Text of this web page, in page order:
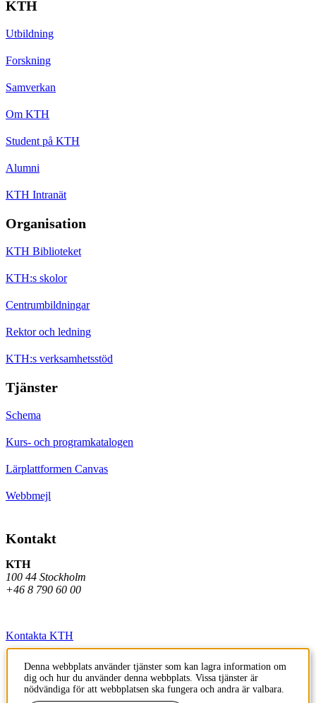
KTH
Utbildning
Forskning
Samverkan
Om KTH
Student på KTH
Alumni
KTH Intranät
Organisation
KTH Biblioteket
KTH:s skolor
Centrumbildningar
Rektor och ledning
KTH:s verksamhetsstöd
Tjänster
Schema
Kurs- och programkatalogen
Lärplattformen Canvas
Webbmejl
Kontakt
KTH
100 44 Stockholm
+46 8 790 60 00
Kontakta KTH
Jobba på KTH
Press och media
Denna webbplats använder tjänster som kan lagra information om
dig och hur du använder denna webbplats. Vissa tjänster är
nödvändiga för att webbplatsen ska fungera och andra är valbara.